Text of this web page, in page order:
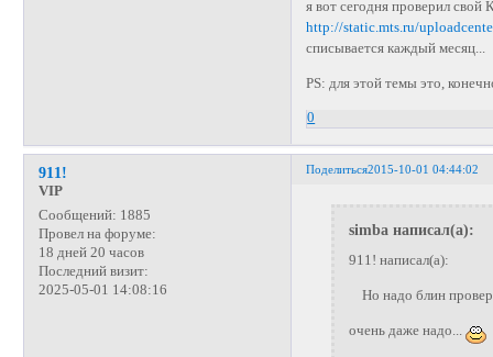
я вот сегодня проверил
http://static.mts.ru/
списывается каждый месяц...
PS: для этой темы это,
0
Поделиться2015-10-01 04:44:02
911!
VIP
Сообщений: 1885
Провел на форуме:
18 дней 20 часов
Последний визит:
2025-05-01 14:08:16
simba написал(а):
911! написал(а):
Но надо блин
очень даже надо...